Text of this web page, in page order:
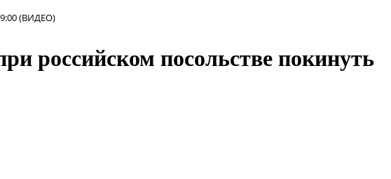
(ВИДЕО)
российском посольстве покинуть